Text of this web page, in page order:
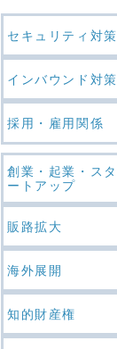
セキュリティ対策
インバウンド対策
採用・雇用関係
創業・起業・スタ
ートアップ
販路拡大
海外展開
知的財産権